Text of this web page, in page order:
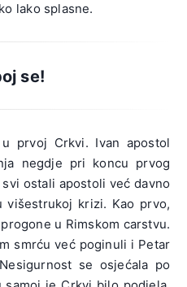
lako splasne.
se!
prvoj Crkvi. Ivan apostol
negdje pri koncu prvog
ostali apostoli već davno
višestrukoj krizi. Kao prvo,
u Rimskom carstvu.
smrću već poginuli i Petar
se osjećala po